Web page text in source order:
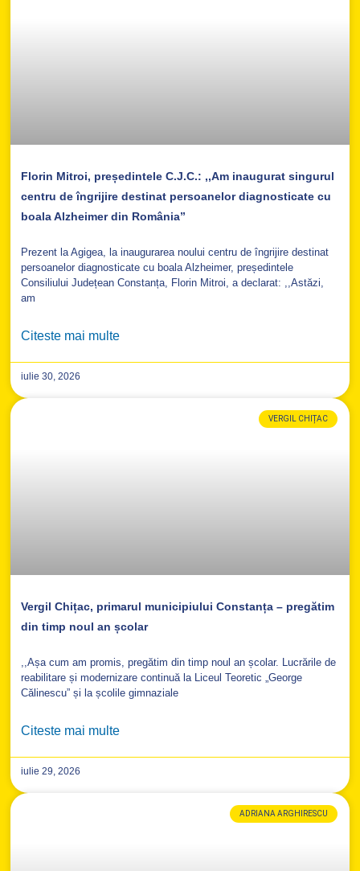
Florin Mitroi, președintele C.J.C.: ,,Am inaugurat singurul
centru de îngrijire destinat persoanelor diagnosticate cu
boala Alzheimer din România”
Prezent la Agigea, la inaugurarea noului centru de îngrijire destinat
persoanelor diagnosticate cu boala Alzheimer, președintele
Consiliului Județean Constanța, Florin Mitroi, a declarat: ,,Astăzi,
am
Citeste mai multe
iulie 30, 2026
VERGIL CHIȚAC
Vergil Chițac, primarul municipiului Constanța – pregătim
din timp noul an școlar
,,Așa cum am promis, pregătim din timp noul an școlar. Lucrările de
reabilitare și modernizare continuă la Liceul Teoretic „George
Călinescu” și la școlile gimnaziale
Citeste mai multe
iulie 29, 2026
ADRIANA ARGHIRESCU